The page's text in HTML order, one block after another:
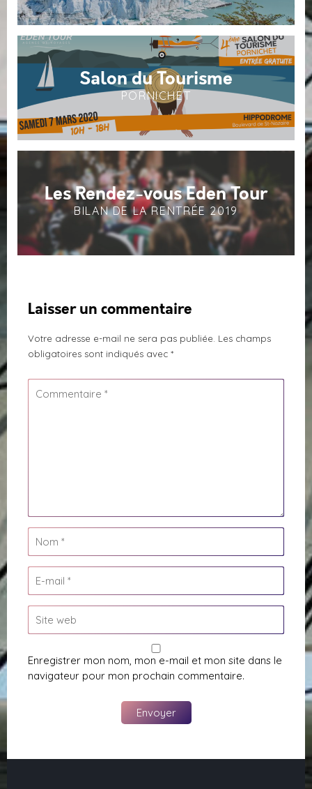
Salon du Tourisme
PORNICHET
Les Rendez-vous Eden Tour
BILAN DE LA RENTRÉE 2019
Laisser un commentaire
Votre adresse e-mail ne sera pas publiée. Les champs
obligatoires sont indiqués avec *
Enregistrer mon nom, mon e-mail et mon site dans le
navigateur pour mon prochain commentaire.